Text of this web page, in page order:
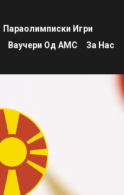
Параолимписки Игри
Ваучери Од АМС За Нас